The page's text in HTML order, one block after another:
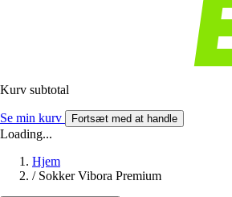
Kurv subtotal
Se min kurv Fortsæt med at handle
Loading...
Hjem
/ Sokker Vibora Premium